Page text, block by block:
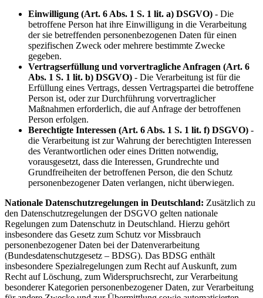
Einwilligung (Art. 6 Abs. 1 S. 1 lit. a) DSGVO) - Die
betroffene Person hat ihre Einwilligung in die Verarbeitung
der sie betreffenden personenbezogenen Daten für einen
spezifischen Zweck oder mehrere bestimmte Zwecke
gegeben.
Vertragserfüllung und vorvertragliche Anfragen (Art. 6
Abs. 1 S. 1 lit. b) DSGVO) - Die Verarbeitung ist für die
Erfüllung eines Vertrags, dessen Vertragspartei die betroffene
Person ist, oder zur Durchführung vorvertraglicher
Maßnahmen erforderlich, die auf Anfrage der betroffenen
Person erfolgen.
Berechtigte Interessen (Art. 6 Abs. 1 S. 1 lit. f) DSGVO) -
die Verarbeitung ist zur Wahrung der berechtigten Interessen
des Verantwortlichen oder eines Dritten notwendig,
vorausgesetzt, dass die Interessen, Grundrechte und
Grundfreiheiten der betroffenen Person, die den Schutz
personenbezogener Daten verlangen, nicht überwiegen.
Nationale Datenschutzregelungen in Deutschland: Zusätzlich zu
den Datenschutzregelungen der DSGVO gelten nationale
Regelungen zum Datenschutz in Deutschland. Hierzu gehört
insbesondere das Gesetz zum Schutz vor Missbrauch
personenbezogener Daten bei der Datenverarbeitung
(Bundesdatenschutzgesetz – BDSG). Das BDSG enthält
insbesondere Spezialregelungen zum Recht auf Auskunft, zum
Recht auf Löschung, zum Widerspruchsrecht, zur Verarbeitung
besonderer Kategorien personenbezogener Daten, zur Verarbeitung